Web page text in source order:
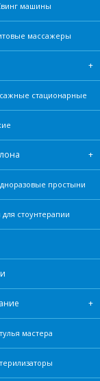
машины
масcажеры
стационарные
простыни
стоунтерапии
мастера